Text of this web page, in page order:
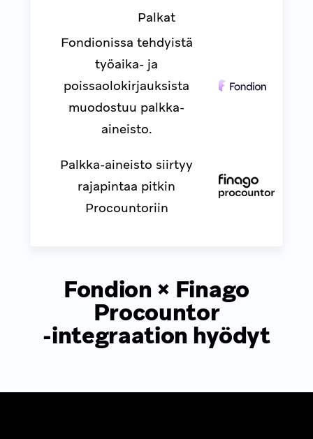
Palkat
Fondionissa tehdyistä
työaika- ja
poissaolokirjauksista
muodostuu palkka-
aineisto.
Palkka-aineisto siirtyy
rajapintaa pitkin
Procountoriin
Fondion × Finago
Procountor
-integraation hyödyt